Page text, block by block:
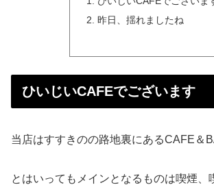
昨日、揺れましたね
ひいじいCAFEでございます
当店はすすきのの路地裏にあるCAFE＆
とはいってもメインとなるものは喫煙、